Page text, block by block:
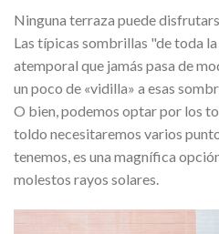
Ninguna terraza puede
Las típicas sombrillas de toda
atemporal que jamás pasa de
un poco de «vidilla» a esas
O bien, podemos optar por los
toldo necesitaremos varios
tenemos, es una magnífica
molestos rayos solares.